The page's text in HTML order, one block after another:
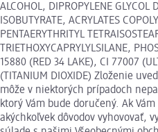
ALCOHOL, DIPROPYLENE GLYCOL
ISOBUTYRATE, ACRYLATES
PENTAERYTHRITYL
TRIETHOXYCAPRYLYLSILANE,
15880 (RED 34 LAKE), CI 77007
(TITANIUM DIOXIDE) Zloženie
môže v niektorých prípadoch
ktorý Vám bude doručený. Ak
akýchkoľvek dôvodov vyhovovať,